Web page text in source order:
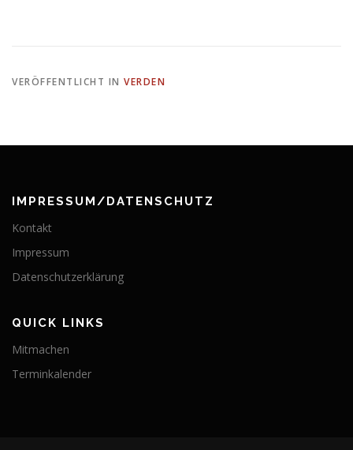
VERÖFFENTLICHT IN VERDEN
IMPRESSUM/DATENSCHUTZ
Kontakt
Impressum
Datenschutzerklärung
QUICK LINKS
Mitmachen
Terminkalender